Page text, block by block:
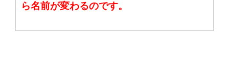
ら名前が変わるのです。